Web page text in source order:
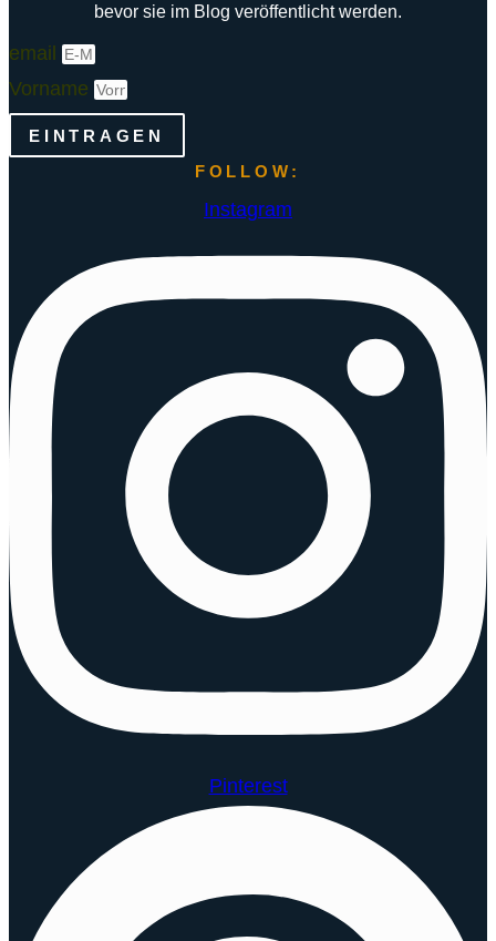
bevor sie im Blog veröffentlicht werden.
email
Vorname
EINTRAGEN
FOLLOW:
Instagram
Pinterest